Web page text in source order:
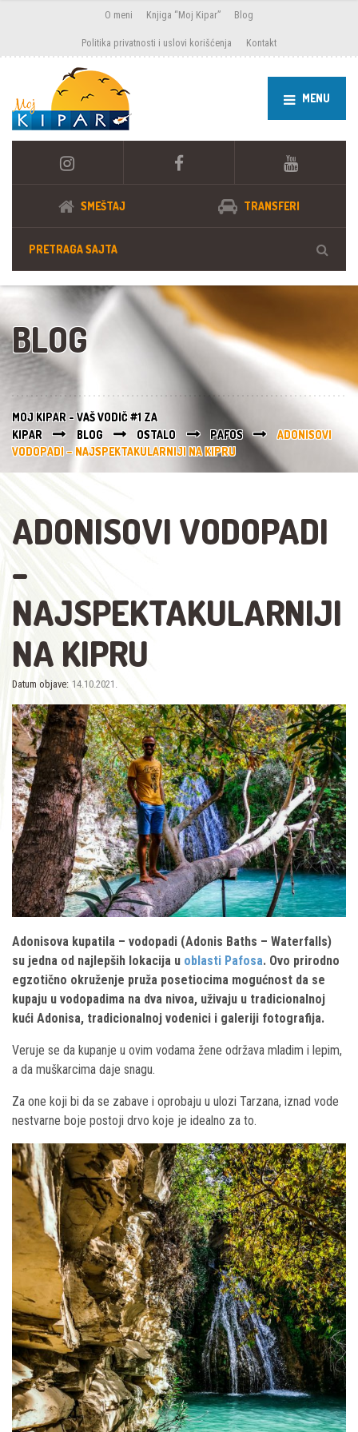
O meni Knjiga “Moj Kipar” Blog
Politika privatnosti i uslovi korišćenja Kontakt
MENU
SMEŠTAJ TRANSFERI
BLOG
MOJ KIPAR - VAŠ VODIČ #1 ZA
KIPAR
BLOG OSTALO PAFOS
ADONISOVI
VODOPADI – NAJSPEKTAKULARNIJI NA KIPRU
ADONISOVI VODOPADI
–
NAJSPEKTAKULARNIJI
NA KIPRU
Datum objave: 14.10.2021.
Adonisova kupatila – vodopadi (Adonis Baths – Waterfalls)
su jedna od najlepših lokacija u oblasti Pafosa. Ovo prirodno
egzotično okruženje pruža posetiocima mogućnost da se
kupaju u vodopadima na dva nivoa, uživaju u tradicionalnoj
kući Adonisa, tradicionalnoj vodenici i galeriji fotografija.
Veruje se da kupanje u ovim vodama žene održava mladim i lepim,
a da muškarcima daje snagu.
Za one koji bi da se zabave i oprobaju u ulozi Tarzana, iznad vode
nestvarne boje postoji drvo koje je idealno za to.